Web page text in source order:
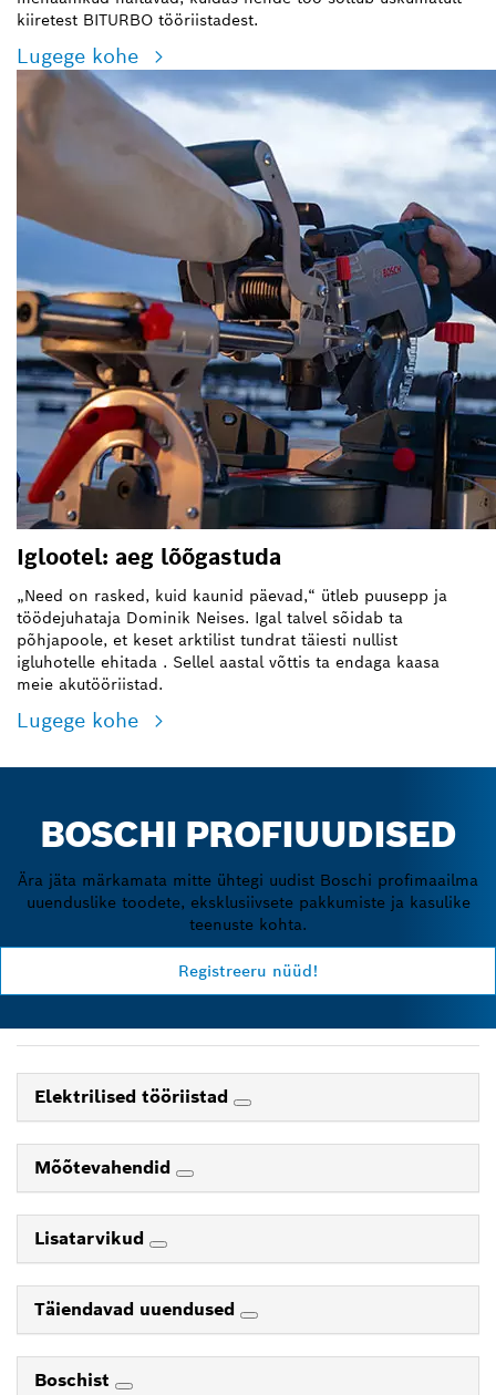
kiiretest BITURBO tööriistadest.
Lugege kohe
Iglootel: aeg lõõgastuda
„Need on rasked, kuid kaunid päevad,“ ütleb puusepp ja
töödejuhataja Dominik Neises. Igal talvel sõidab ta
põhjapoole, et keset arktilist tundrat täiesti nullist
igluhotelle ehitada . Sellel aastal võttis ta endaga kaasa
meie akutööriistad.
Lugege kohe
BOSCHI PROFIUUDISED
Ära jäta märkamata mitte ühtegi uudist Boschi profimaailma
uuenduslike toodete, eksklusiivsete pakkumiste ja kasulike
teenuste kohta.
Registreeru nüüd!
Elektrilised tööriistad
Mõõtevahendid
Lisatarvikud
Täiendavad uuendused
Boschist